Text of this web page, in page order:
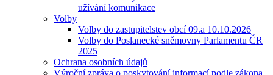
užívání komunikace
Volby
Volby do zastupitelstev obcí 09.a 10.10.2026
Volby do Poslanecké sněmovny Parlamentu ČR
2025
Ochrana osobních údajů
Výroční zpráva o poskytování informací podle zákona